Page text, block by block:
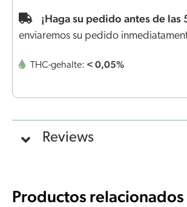
¡Haga su pedido antes de las
enviaremos su pedido
THC-gehalte: < 0,05%
Reviews
Productos relacionados